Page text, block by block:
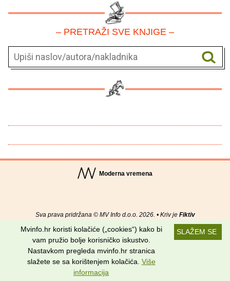
– PRETRAŽI SVE KNJIGE –
Moderna vremena
Sva prava pridržana © MV Info d.o.o. 2026. • Kriv je Fiktiv
Uvjeti korištenja RSS kanali
Potraži nas na:
SLAŽEM SE
Mvinfo.hr koristi kolačiće („cookies“) kako bi
vam pružio bolje korisničko iskustvo.
Nastavkom pregleda mvinfo.hr stranica
slažete se sa korištenjem kolačića. Više
informacija